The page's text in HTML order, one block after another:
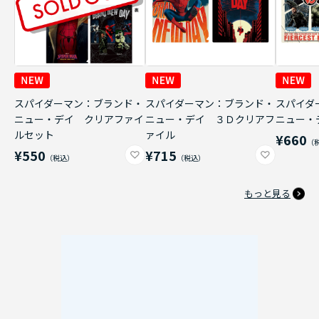
スパイダーマン：ブランド・
ニュー・デイ クリアファイ
ルセット
¥550
スパイダーマン：ブランド・
ニュー・デイ ３Ｄクリアフ
ァイル
¥715
スパイ
ニュー
¥660
もっと見る